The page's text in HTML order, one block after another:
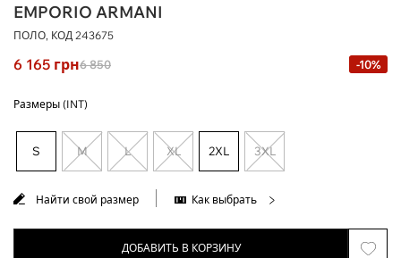
EMPORIO ARMANI
ПОЛО, КОД 243675
6 165 грн6 850 -10%
Размеры (INT)
S M L XL 2XL 3XL
Найти свой размер Как выбрать
ДОБАВИТЬ В КОРЗИНУ